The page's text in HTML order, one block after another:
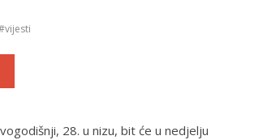
28. u nizu, bit će u nedjelju